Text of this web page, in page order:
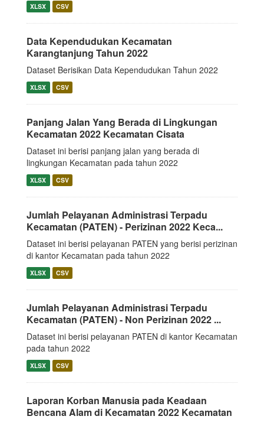
XLSX CSV
Data Kependudukan Kecamatan
Karangtanjung Tahun 2022
Dataset Berisikan Data Kependudukan Tahun 2022
XLSX CSV
Panjang Jalan Yang Berada di Lingkungan
Kecamatan 2022 Kecamatan Cisata
Dataset ini berisi panjang jalan yang berada di
lingkungan Kecamatan pada tahun 2022
XLSX CSV
Jumlah Pelayanan Administrasi Terpadu
Kecamatan (PATEN) - Perizinan 2022 Keca...
Dataset ini berisi pelayanan PATEN yang berisi perizinan
di kantor Kecamatan pada tahun 2022
XLSX CSV
Jumlah Pelayanan Administrasi Terpadu
Kecamatan (PATEN) - Non Perizinan 2022 ...
Dataset ini berisi pelayanan PATEN di kantor Kecamatan
pada tahun 2022
XLSX CSV
Laporan Korban Manusia pada Keadaan
Bencana Alam di Kecamatan 2022 Kecamatan